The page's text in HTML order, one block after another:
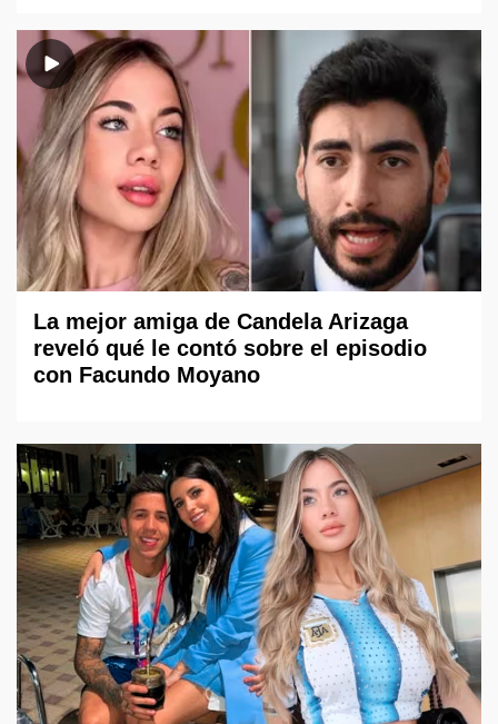
La mejor amiga de Candela Arizaga
reveló qué le contó sobre el episodio
con Facundo Moyano